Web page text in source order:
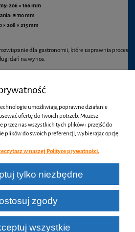
206 × 166 mm
≤ 110 mm
× 208 × 215 mm
dla gastronomii, które usprawnia proces
dań na wynos.
19,00 zł
45, 27-600 Sandomierz |
umożliwiają poprawne działanie
ofertę do Twoich potrzeb. Możesz
przez nas wszystkich tych plików i przejść do
plików do swoich preferencji, wybierając opcję
w naszej Polityce prywatności.
tylko niezbędne
zgody
wszystkie